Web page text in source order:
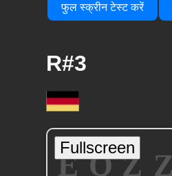
फुल स्क्रीन टेस्ट करें
R#3